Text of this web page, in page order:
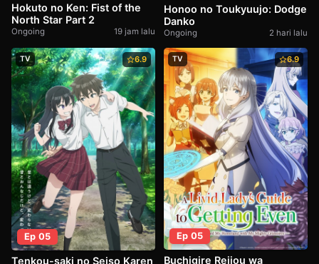
Hokuto no Ken: Fist of the
North Star Part 2
Ongoing 19 jam lalu
Honoo no Toukyuujo: Dodge
Danko
Ongoing 2 hari lalu
TV 6.9
Ep 05
Tenkou-saki no Seiso Karen
TV 6.9
Ep 05
Buchigire Reijou wa